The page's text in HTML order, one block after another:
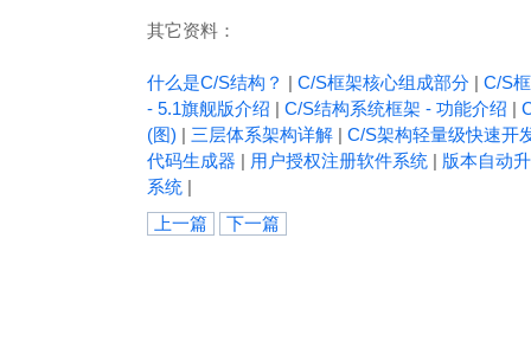
其它资料：
什么是C/S结构？ | C/S框架核心组成部分 | C/S
- 5.1旗舰版介绍 | C/S结构系统框架 - 功能介绍 |
(图) | 三层体系架构详解 | C/S架构轻量级快速开
代码生成器 | 用户授权注册软件系统 | 版本自动
系统 |
上一篇
下一篇